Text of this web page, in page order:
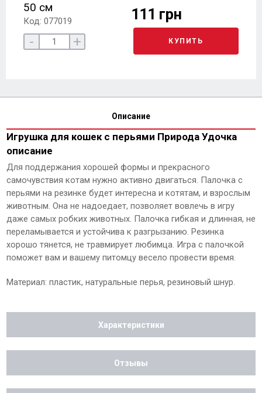
50 см
Код: 077019 111 грн
- + КУПИТЬ
Описание
Игрушка для кошек с перьями Природа Удочка
описание
Для поддержания хорошей формы и прекрасного
самочувствия котам нужно активно двигаться. Палочка с
перьями на резинке будет интересна и котятам, и взрослым
животным. Она не надоедает, позволяет вовлечь в игру
даже самых робких животных. Палочка гибкая и длинная, не
переламывается и устойчива к разгрызанию. Резинка
хорошо тянется, не травмирует любимца. Игра с палочкой
поможет вам и вашему питомцу весело провести время.
Материал: пластик, натуральные перья, резиновый шнур.
Характеристики
Отзывы